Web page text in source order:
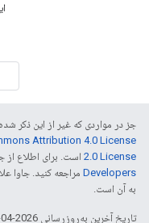
جز در مواردی که غیر از این ذکر
Attribution 4.0 License
2.0 License است. برای اطلاع از
Developers‏
به آن است.
تاریخ آخرین به‌روزرسانی 2026-04-23 به‌وقت ساعت هماهنگ جهانی.